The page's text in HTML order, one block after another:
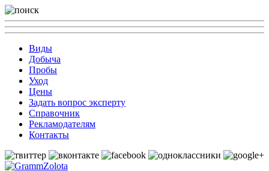
Виды
Добыча
Пробы
Уход
Цены
Задать вопрос эксперту
Справочник
Рекламодателям
Контакты